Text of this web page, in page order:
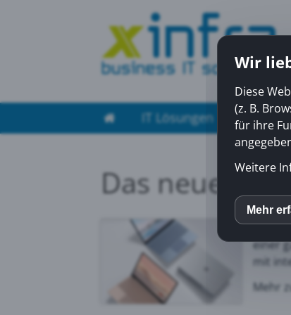
IT Lösungen
Das neue
Mit
einer
mit
Mehr
Wir
Diese
(z. B.
für ihre
Weitere
Mehr